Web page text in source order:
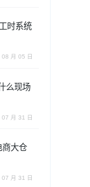
时系统
月 05 日
么现场
月 31 日
商大仓
月 31 日